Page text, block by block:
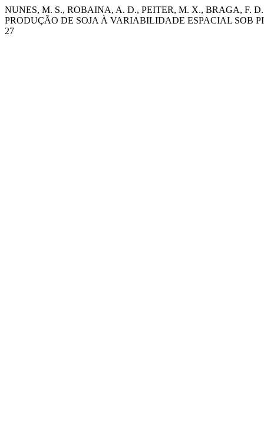
NUNES, M. S., ROBAINA, A. D., PEITER, M. X., BRAGA, F.
PRODUÇÃO DE SOJA À VARIABILIDADE ESPACIAL SOB
27